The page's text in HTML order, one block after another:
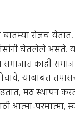
बातम्या रोजच
घेतलेले असते.
काही
याबाबत
मठ स्थापन
आत्मा-